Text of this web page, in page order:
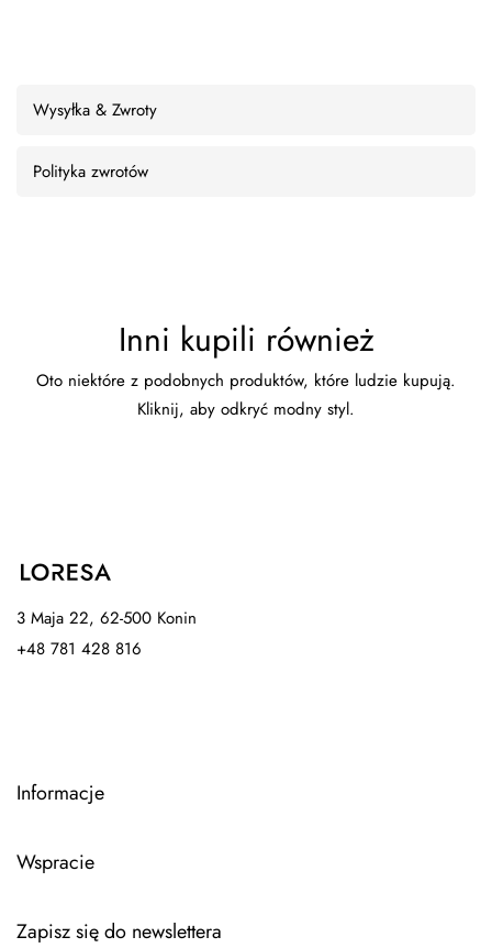
Wysyłka & Zwroty
Polityka zwrotów
Inni kupili również
Oto niektóre z podobnych produktów, które ludzie kupują.
Kliknij, aby odkryć modny styl.
3 Maja 22, 62-500 Konin
+48 781 428 816
Informacje
Wspracie
Zapisz się do newslettera